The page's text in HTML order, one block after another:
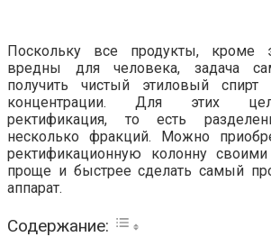
Поскольку все продукты, кроме
вредны для человека, задача
получить чистый этиловый спирт
концентрации. Для этих
ректификация, то есть
несколько фракций. Можно
ректификационную колонну
проще и быстрее сделать самый
аппарат.
Содержание: